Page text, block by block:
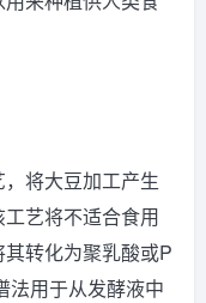
将大豆加工产生
艺将不适合食用
转化为聚乳酸或P
法用于从发酵液中